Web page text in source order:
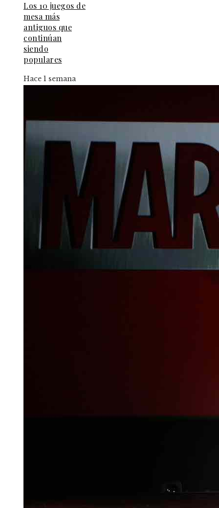
Los 10 juegos de
mesa más
antiguos que
continúan
siendo
populares
Hace 1 semana